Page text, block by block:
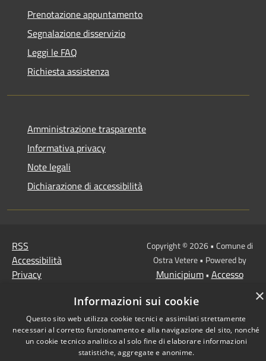
Prenotazione appuntamento
Segnalazione disservizio
Leggi le FAQ
Richiesta assistenza
Amministrazione trasparente
Informativa privacy
Note legali
Dichiarazione di accessibilità
RSS
Accessibilità
Privacy
Copyright © 2026 • Comune di
Ostra Vetere • Powered by
Municipium• Accesso
×
Informazioni sui cookie
Questo sito web utilizza cookie tecnici e assimilati strettamente
necessari al corretto funzionamento e alla navigazione del sito, nonché
un cookie tecnico analitico al solo fine di elaborare informazioni
statistiche, aggregate e anonime.